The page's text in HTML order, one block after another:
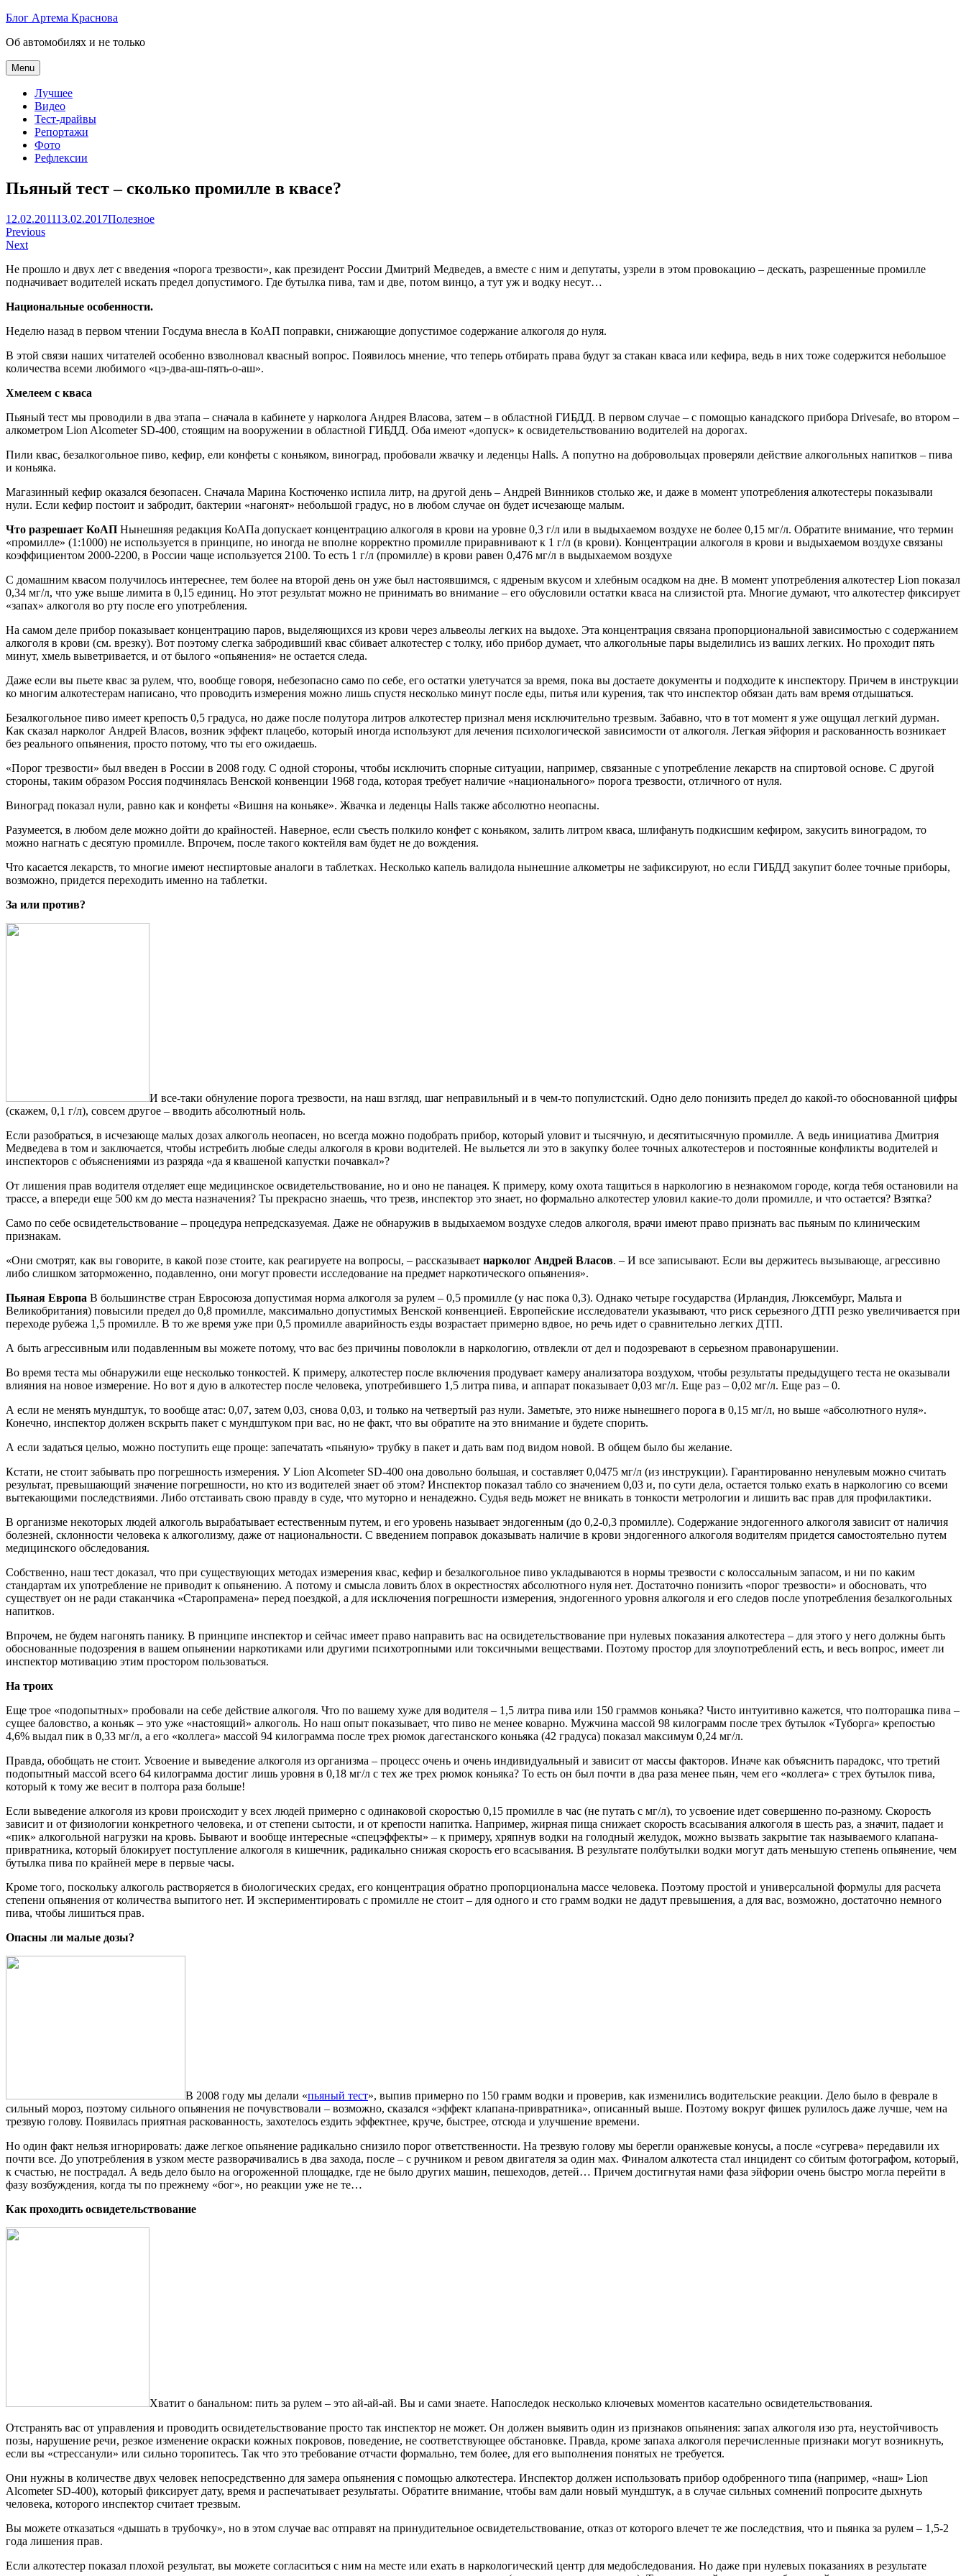
Skip
content
Блог Артема Краснова
Об автомобилях и не только
Menu
Лучшее
Видео
Тест-драйвы
Репортажи
Фото
Рефлексии
Пьяный тест – сколько промилле в квасе?
Артем
Краснов
12.02.201113.02.2017Полезное
Навигация
по
записям
Previous
Next
Не прошло и двух лет с введения «порога трезвости», как президент России Дмитрий Медведев, а вместе с ним и депутаты, узрели в этом провокацию – дескать, разрешенные промилле
подначивает водителей искать предел допустимого. Где бутылка пива, там и две, потом винцо, а тут уж и водку несут…
Национальные особенности.
Неделю назад в первом чтении Госдума внесла в КоАП поправки, снижающие допустимое содержание алкоголя до нуля.
В этой связи наших читателей особенно взволновал квасный вопрос. Появилось мнение, что теперь отбирать права будут за стакан кваса или кефира, ведь в них тоже содержится небольшое
количества всеми любимого «цэ-два-аш-пять-о-аш».
Хмелеем с кваса
Пьяный тест мы проводили в два этапа – сначала в кабинете у нарколога Андрея Власова, затем – в областной ГИБДД. В первом случае – с помощью канадского прибора Drivesafe, во втором –
алкометром Lion Alcometer SD-400, стоящим на вооружении в областной ГИБДД. Оба имеют «допуск» к освидетельствованию водителей на дорогах.
Пили квас, безалкогольное пиво, кефир, ели конфеты с коньяком, виноград, пробовали жвачку и леденцы Halls. А попутно на добровольцах проверяли действие алкогольных напитков – пива
и коньяка.
Магазинный кефир оказался безопасен. Сначала Марина Костюченко испила литр, на другой день – Андрей Винников столько же, и даже в момент употребления алкотестеры показывали
нули. Если кефир постоит и забродит, бактерии «нагонят» небольшой градус, но в любом случае он будет исчезающе малым.
Что разрешает КоАП Нынешняя редакция КоАПа допускает концентрацию алкоголя в крови на уровне 0,3 г/л или в выдыхаемом воздухе не более 0,15 мг/л. Обратите внимание, что термин
«промилле» (1:1000) не используется в принципе, но иногда не вполне корректно промилле приравнивают к 1 г/л (в крови). Концентрации алкоголя в крови и выдыхаемом воздухе связаны
коэффициентом 2000-2200, в России чаще используется 2100. То есть 1 г/л (промилле) в крови равен 0,476 мг/л в выдыхаемом воздухе
С домашним квасом получилось интереснее, тем более на второй день он уже был настоявшимся, с ядреным вкусом и хлебным осадком на дне. В момент употребления алкотестер Lion показал
0,34 мг/л, что уже выше лимита в 0,15 единиц. Но этот результат можно не принимать во внимание – его обусловили остатки кваса на слизистой рта. Многие думают, что алкотестер фиксирует
«запах» алкоголя во рту после его употребления.
На самом деле прибор показывает концентрацию паров, выделяющихся из крови через альвеолы легких на выдохе. Эта концентрация связана пропорциональной зависимостью с содержанием
алкоголя в крови (см. врезку). Вот поэтому слегка забродивший квас сбивает алкотестер с толку, ибо прибор думает, что алкогольные пары выделились из ваших легких. Но проходит пять
минут, хмель выветривается, и от былого «опьянения» не остается следа.
Даже если вы пьете квас за рулем, что, вообще говоря, небезопасно само по себе, его остатки улетучатся за время, пока вы достаете документы и подходите к инспектору. Причем в инструкции
ко многим алкотестерам написано, что проводить измерения можно лишь спустя несколько минут после еды, питья или курения, так что инспектор обязан дать вам время отдышаться.
Безалкогольное пиво имеет крепость 0,5 градуса, но даже после полутора литров алкотестер признал меня исключительно трезвым. Забавно, что в тот момент я уже ощущал легкий дурман.
Как сказал нарколог Андрей Власов, возник эффект плацебо, который иногда используют для лечения психологической зависимости от алкоголя. Легкая эйфория и раскованность возникает
без реального опьянения, просто потому, что ты его ожидаешь.
«Порог трезвости» был введен в России в 2008 году. С одной стороны, чтобы исключить спорные ситуации, например, связанные с употребление лекарств на спиртовой основе. С другой
стороны, таким образом Россия подчинялась Венской конвенции 1968 года, которая требует наличие «национального» порога трезвости, отличного от нуля.
Виноград показал нули, равно как и конфеты «Вишня на коньяке». Жвачка и леденцы Halls также абсолютно неопасны.
Разумеется, в любом деле можно дойти до крайностей. Наверное, если съесть полкило конфет с коньяком, залить литром кваса, шлифануть подкисшим кефиром, закусить виноградом, то
можно нагнать с десятую промилле. Впрочем, после такого коктейля вам будет не до вождения.
Что касается лекарств, то многие имеют неспиртовые аналоги в таблетках. Несколько капель валидола нынешние алкометры не зафиксируют, но если ГИБДД закупит более точные приборы,
возможно, придется переходить именно на таблетки.
За или против?
И все-таки обнуление порога трезвости, на наш взгляд, шаг неправильный и в чем-то популистский. Одно дело понизить предел до какой-то обоснованной цифры
(скажем, 0,1 г/л), совсем другое – вводить абсолютный ноль.
Если разобраться, в исчезающе малых дозах алкоголь неопасен, но всегда можно подобрать прибор, который уловит и тысячную, и десятитысячную промилле. А ведь инициатива Дмитрия
Медведева в том и заключается, чтобы истребить любые следы алкоголя в крови водителей. Не выльется ли это в закупку более точных алкотестеров и постоянные конфликты водителей и
инспекторов с объяснениями из разряда «да я квашеной капустки почавкал»?
От лишения прав водителя отделяет еще медицинское освидетельствование, но и оно не панацея. К примеру, кому охота тащиться в наркологию в незнакомом городе, когда тебя остановили на
трассе, а впереди еще 500 км до места назначения? Ты прекрасно знаешь, что трезв, инспектор это знает, но формально алкотестер уловил какие-то доли промилле, и что остается? Взятка?
Само по себе освидетельствование – процедура непредсказуемая. Даже не обнаружив в выдыхаемом воздухе следов алкоголя, врачи имеют право признать вас пьяным по клиническим
признакам.
«Они смотрят, как вы говорите, в какой позе стоите, как реагируете на вопросы, – рассказывает нарколог Андрей Власов. – И все записывают. Если вы держитесь вызывающе, агрессивно
либо слишком заторможенно, подавленно, они могут провести исследование на предмет наркотического опьянения».
Пьяная Европа В большинстве стран Евросоюза допустимая норма алкоголя за рулем – 0,5 промилле (у нас пока 0,3). Однако четыре государства (Ирландия, Люксембург, Мальта и
Великобритания) повысили предел до 0,8 промилле, максимально допустимых Венской конвенцией. Европейские исследователи указывают, что риск серьезного ДТП резко увеличивается при
переходе рубежа 1,5 промилле. В то же время уже при 0,5 промилле аварийность езды возрастает примерно вдвое, но речь идет о сравнительно легких ДТП.
А быть агрессивным или подавленным вы можете потому, что вас без причины поволокли в наркологию, отвлекли от дел и подозревают в серьезном правонарушении.
Во время теста мы обнаружили еще несколько тонкостей. К примеру, алкотестер после включения продувает камеру анализатора воздухом, чтобы результаты предыдущего теста не оказывали
влияния на новое измерение. Но вот я дую в алкотестер после человека, употребившего 1,5 литра пива, и аппарат показывает 0,03 мг/л. Еще раз – 0,02 мг/л. Еще раз – 0.
А если не менять мундштук, то вообще атас: 0,07, затем 0,03, снова 0,03, и только на четвертый раз нули. Заметьте, это ниже нынешнего порога в 0,15 мг/л, но выше «абсолютного нуля».
Конечно, инспектор должен вскрыть пакет с мундштуком при вас, но не факт, что вы обратите на это внимание и будете спорить.
А если задаться целью, можно поступить еще проще: запечатать «пьяную» трубку в пакет и дать вам под видом новой. В общем было бы желание.
Кстати, не стоит забывать про погрешность измерения. У Lion Alcometer SD-400 она довольно большая, и составляет 0,0475 мг/л (из инструкции). Гарантированно ненулевым можно считать
результат, превышающий значение погрешности, но кто из водителей знает об этом? Инспектор показал табло со значением 0,03 и, по сути дела, остается только ехать в наркологию со всеми
вытекающими последствиями. Либо отстаивать свою правду в суде, что муторно и ненадежно. Судья ведь может не вникать в тонкости метрологии и лишить вас прав для профилактики.
В организме некоторых людей алкоголь вырабатывает естественным путем, и его уровень называет эндогенным (до 0,2-0,3 промилле). Содержание эндогенного алкоголя зависит от наличия
болезней, склонности человека к алкоголизму, даже от национальности. С введением поправок доказывать наличие в крови эндогенного алкоголя водителям придется самостоятельно путем
медицинского обследования.
Собственно, наш тест доказал, что при существующих методах измерения квас, кефир и безалкогольное пиво укладываются в нормы трезвости с колоссальным запасом, и ни по каким
стандартам их употребление не приводит к опьянению. А потому и смысла ловить блох в окрестностях абсолютного нуля нет. Достаточно понизить «порог трезвости» и обосновать, что
существует он не ради стаканчика «Старопрамена» перед поездкой, а для исключения погрешности измерения, эндогенного уровня алкоголя и его следов после употребления безалкогольных
напитков.
Впрочем, не будем нагонять панику. В принципе инспектор и сейчас имеет право направить вас на освидетельствование при нулевых показания алкотестера – для этого у него должны быть
обоснованные подозрения в вашем опьянении наркотиками или другими психотропными или токсичными веществами. Поэтому простор для злоупотреблений есть, и весь вопрос, имеет ли
инспектор мотивацию этим простором пользоваться.
На троих
Еще трое «подопытных» пробовали на себе действие алкоголя. Что по вашему хуже для водителя – 1,5 литра пива или 150 граммов коньяка? Чисто интуитивно кажется, что полторашка пива –
сущее баловство, а коньяк – это уже «настоящий» алкоголь. Но наш опыт показывает, что пиво не менее коварно. Мужчина массой 98 килограмм после трех бутылок «Туборга» крепостью
4,6% выдал пик в 0,33 мг/л, а его «коллега» массой 94 килограмма после трех рюмок дагестанского коньяка (42 градуса) показал максимум 0,24 мг/л.
Правда, обобщать не стоит. Усвоение и выведение алкоголя из организма – процесс очень и очень индивидуальный и зависит от массы факторов. Иначе как объяснить парадокс, что третий
подопытный массой всего 64 килограмма достиг лишь уровня в 0,18 мг/л с тех же трех рюмок коньяка? То есть он был почти в два раза менее пьян, чем его «коллега» с трех бутылок пива,
который к тому же весит в полтора раза больше!
Если выведение алкоголя из крови происходит у всех людей примерно с одинаковой скоростью 0,15 промилле в час (не путать с мг/л), то усвоение идет совершенно по-разному. Скорость
зависит и от физиологии конкретного человека, и от степени сытости, и от крепости напитка. Например, жирная пища снижает скорость всасывания алкоголя в шесть раз, а значит, падает и
«пик» алкогольной нагрузки на кровь. Бывают и вообще интересные «спецэффекты» – к примеру, хряпнув водки на голодный желудок, можно вызвать закрытие так называемого клапана-
привратника, который блокирует поступление алкоголя в кишечник, радикально снижая скорость его всасывания. В результате полбутылки водки могут дать меньшую степень опьянение, чем
бутылка пива по крайней мере в первые часы.
Кроме того, поскольку алкоголь растворяется в биологических средах, его концентрация обратно пропорциональна массе человека. Поэтому простой и универсальной формулы для расчета
степени опьянения от количества выпитого нет. И экспериментировать с промилле не стоит – для одного и сто грамм водки не дадут превышения, а для вас, возможно, достаточно немного
пива, чтобы лишиться прав.
Опасны ли малые дозы?
В 2008 году мы делали «пьяный тест», выпив примерно по 150 грамм водки и проверив, как изменились водительские реакции. Дело было в феврале в
сильный мороз, поэтому сильного опьянения не почувствовали – возможно, сказался «эффект клапана-привратника», описанный выше. Поэтому вокруг фишек рулилось даже лучше, чем на
трезвую голову. Появилась приятная раскованность, захотелось ездить эффектнее, круче, быстрее, отсюда и улучшение времени.
Но один факт нельзя игнорировать: даже легкое опьянение радикально снизило порог ответственности. На трезвую голову мы берегли оранжевые конусы, а после «сугрева» передавили их
почти все. До употребления в узком месте разворачивались в два захода, после – с ручником и ревом двигателя за один мах. Финалом алкотеста стал инцидент со сбитым фотографом, который,
к счастью, не пострадал. А ведь дело было на огороженной площадке, где не было других машин, пешеходов, детей… Причем достигнутая нами фаза эйфории очень быстро могла перейти в
фазу возбуждения, когда ты по прежнему «бог», но реакции уже не те…
Как проходить освидетельствование
Хватит о банальном: пить за рулем – это ай-ай-ай. Вы и сами знаете. Напоследок несколько ключевых моментов касательно освидетельствования.
Отстранять вас от управления и проводить освидетельствование просто так инспектор не может. Он должен выявить один из признаков опьянения: запах алкоголя изо рта, неустойчивость
позы, нарушение речи, резкое изменение окраски кожных покровов, поведение, не соответствующее обстановке. Правда, кроме запаха алкоголя перечисленные признаки могут возникнуть,
если вы «стрессанули» или сильно торопитесь. Так что это требование отчасти формально, тем более, для его выполнения понятых не требуется.
Они нужны в количестве двух человек непосредственно для замера опьянения с помощью алкотестера. Инспектор должен использовать прибор одобренного типа (например, «наш» Lion
Alcometer SD-400), который фиксирует дату, время и распечатывает результаты. Обратите внимание, чтобы вам дали новый мундштук, а в случае сильных сомнений попросите дыхнуть
человека, которого инспектор считает трезвым.
Вы можете отказаться «дышать в трубочку», но в этом случае вас отправят на принудительное освидетельствование, отказ от которого влечет те же последствия, что и пьянка за рулем – 1,5-2
года лишения прав.
Если алкотестер показал плохой результат, вы можете согласиться с ним на месте или ехать в наркологический центр для медобследования. Но даже при нулевых показаниях в результате